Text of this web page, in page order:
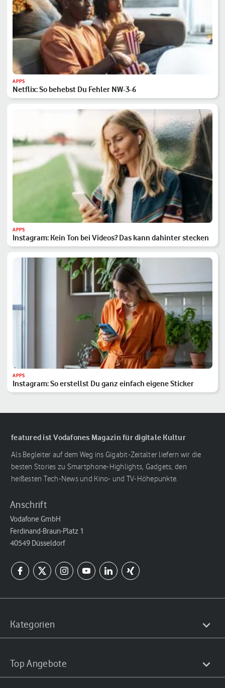
APPS
Netflix: So behebst Du Fehler NW-3-6
APPS
Instagram: Kein Ton bei Videos? Das kann dahinter stecken
APPS
Instagram: So erstellst Du ganz einfach eigene Sticker
featured ist Vodafones Magazin für digitale Kultur
Als Begleiter auf dem Weg ins Gigabit-Zeitalter liefern wir die
besten Stories zu Smartphone-Highlights, Gadgets, den
heißesten Tech-News und Kino- und TV-Höhepunkte.
Anschrift
Vodafone GmbH
Ferdinand-Braun-Platz 1
40549 Düsseldorf
Kategorien
Top Angebote